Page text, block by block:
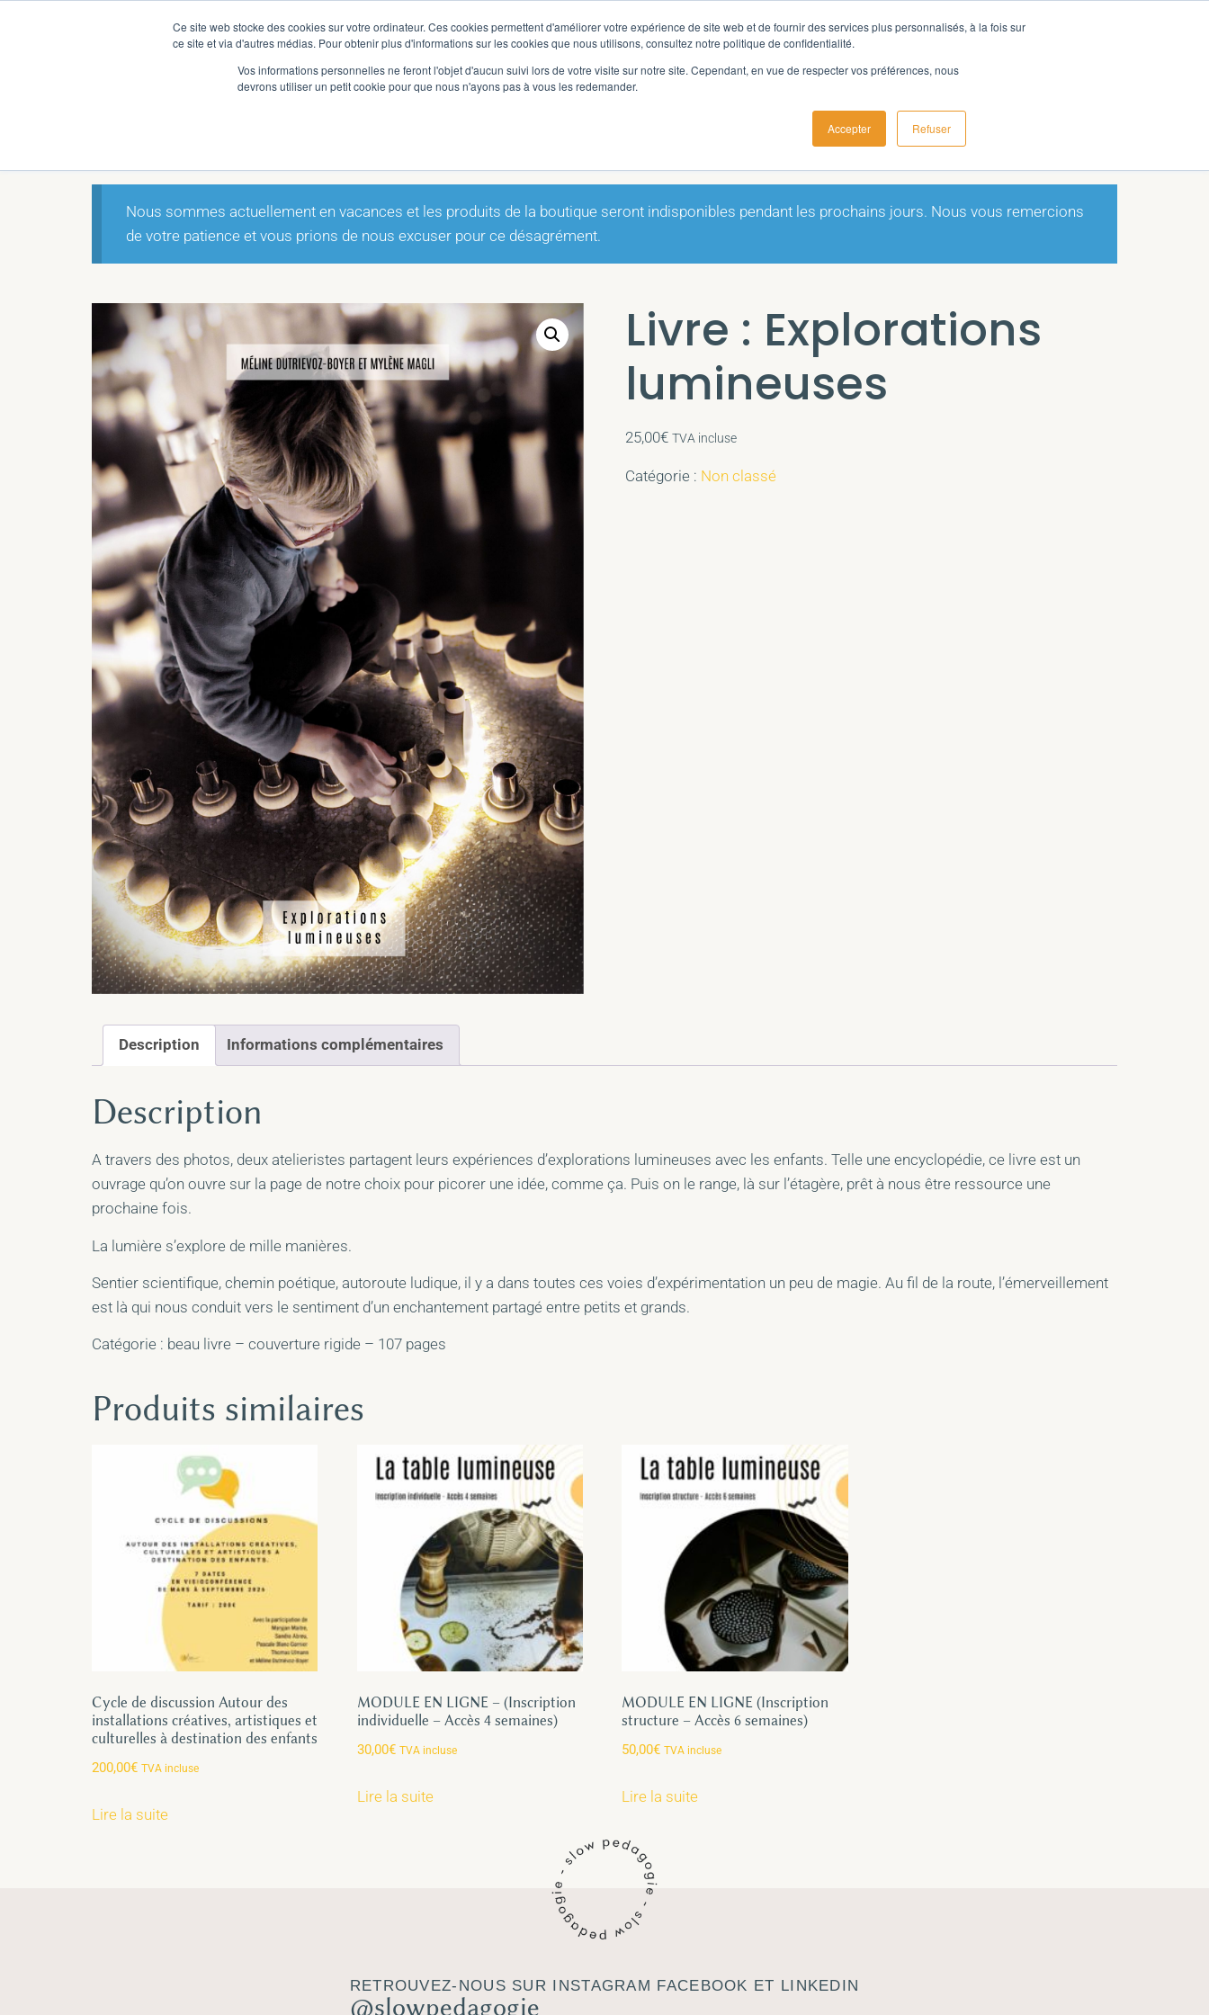
Ce site web stocke des cookies sur votre ordinateur. Ces cookies permettent d'améliorer votre expérience de site web et de fournir des services plus personnalisés, à la fois sur
ce site et via d'autres médias. Pour obtenir plus d'informations sur les cookies que nous utilisons, consultez notre politique de confidentialité.
Vos informations personnelles ne feront l'objet d'aucun suivi lors de votre visite sur notre site. Cependant, en vue de respecter vos préférences, nous
devrons utiliser un petit cookie pour que nous n'ayons pas à vous les redemander.
Accepter Refuser
Nous sommes actuellement en vacances et les produits de la boutique seront indisponibles pendant les prochains jours. Nous vous remercions
de votre patience et vous prions de nous excuser pour ce désagrément.
Livre : Explorations
lumineuses
25,00€ TVA incluse
Catégorie : Non classé
Description Informations complémentaires
Description
A travers des photos, deux atelieristes partagent leurs expériences d’explorations lumineuses avec les enfants. Telle une encyclopédie, ce livre est un
ouvrage qu’on ouvre sur la page de notre choix pour picorer une idée, comme ça. Puis on le range, là sur l’étagère, prêt à nous être ressource une
prochaine fois.
La lumière s’explore de mille manières.
Sentier scientifique, chemin poétique, autoroute ludique, il y a dans toutes ces voies d’expérimentation un peu de magie. Au fil de la route, l’émerveillement
est là qui nous conduit vers le sentiment d’un enchantement partagé entre petits et grands.
Catégorie : beau livre – couverture rigide – 107 pages
Produits similaires
Cycle de discussion Autour des
installations créatives, artistiques et
culturelles à destination des enfants
200,00€ TVA incluse
Lire la suite
MODULE EN LIGNE – (Inscription
individuelle – Accès 4 semaines)
30,00€ TVA incluse
Lire la suite
MODULE EN LIGNE (Inscription
structure – Accès 6 semaines)
50,00€ TVA incluse
Lire la suite
RETROUVEZ-NOUS SUR INSTAGRAM FACEBOOK ET LINKEDIN
@slowpedagogie